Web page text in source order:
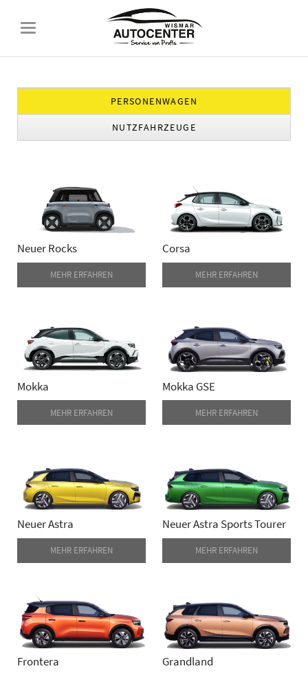
PERSONENWAGEN
NUTZFAHRZEUGE
Neuer Rocks
MEHR ERFAHREN
Corsa
MEHR ERFAHREN
Mokka
MEHR ERFAHREN
Mokka GSE
MEHR ERFAHREN
Neuer Astra
MEHR ERFAHREN
Neuer Astra Sports Tourer
MEHR ERFAHREN
Frontera Grandland